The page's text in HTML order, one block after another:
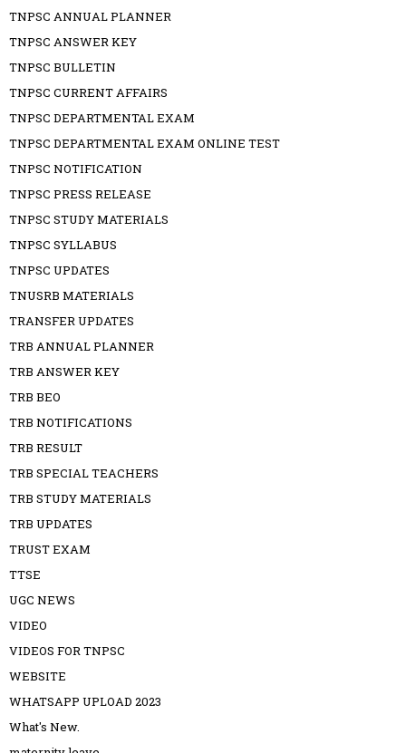
TNPSC ANNUAL PLANNER
TNPSC ANSWER KEY
TNPSC BULLETIN
TNPSC CURRENT AFFAIRS
TNPSC DEPARTMENTAL EXAM
TNPSC DEPARTMENTAL EXAM ONLINE TEST
TNPSC NOTIFICATION
TNPSC PRESS RELEASE
TNPSC STUDY MATERIALS
TNPSC SYLLABUS
TNPSC UPDATES
TNUSRB MATERIALS
TRANSFER UPDATES
TRB ANNUAL PLANNER
TRB ANSWER KEY
TRB BEO
TRB NOTIFICATIONS
TRB RESULT
TRB SPECIAL TEACHERS
TRB STUDY MATERIALS
TRB UPDATES
TRUST EXAM
TTSE
UGC NEWS
VIDEO
VIDEOS FOR TNPSC
WEBSITE
WHATSAPP UPLOAD 2023
What's New.